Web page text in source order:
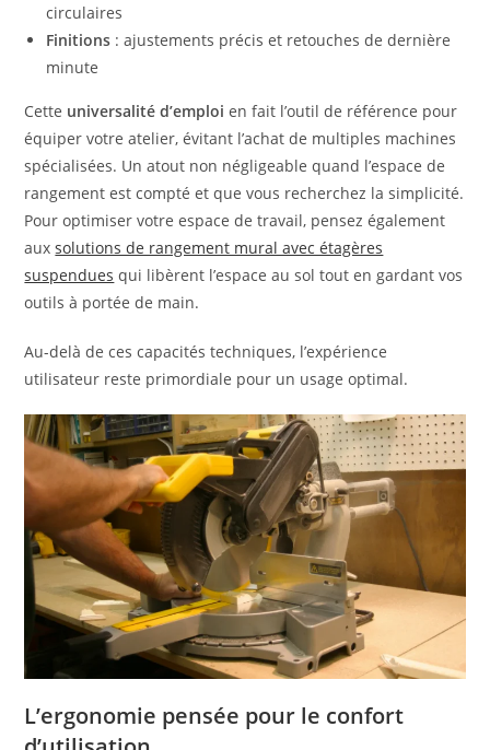
circulaires
Finitions : ajustements précis et retouches de dernière
minute
Cette universalité d’emploi en fait l’outil de référence pour
équiper votre atelier, évitant l’achat de multiples machines
spécialisées. Un atout non négligeable quand l’espace de
rangement est compté et que vous recherchez la simplicité.
Pour optimiser votre espace de travail, pensez également
auxsolutions de rangement mural avec étagères
suspendues qui libèrent l’espace au sol tout en gardant vos
outils à portée de main.
Au-delà de ces capacités techniques, l’expérience
utilisateur reste primordiale pour un usage optimal.
L’ergonomie pensée pour le confort